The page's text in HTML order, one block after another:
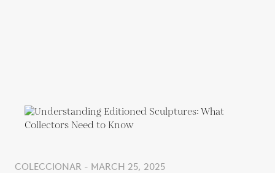
COLECCIONAR - MARCH 25, 2025